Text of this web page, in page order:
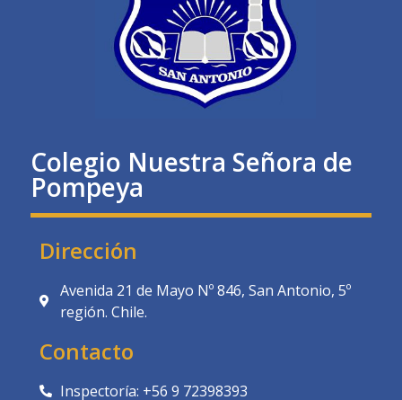
Colegio Nuestra Señora de
Pompeya
Dirección
Avenida 21 de Mayo Nº 846, San Antonio, 5º
región. Chile.
Contacto
Inspectoría: +56 9 72398393